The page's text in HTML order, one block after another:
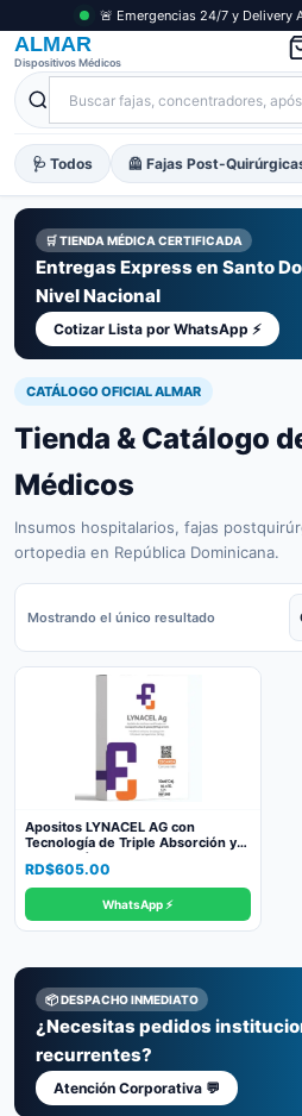
🚨 Emergencias 24/7 y Delivery
ALMAR
Dispositivos Médicos
🩺 Todos 🦺 Fajas Post-
🛒 TIENDA MÉDICA CERTIFICADA
Entregas Express en Santo
Nivel Nacional
Cotizar Lista por WhatsApp ⚡
CATÁLOGO OFICIAL ALMAR
Tienda & Catálogo
Médicos
Insumos hospitalarios, fajas
ortopedia en República Dominicana.
Mostrando el único resultado
Apositos LYNACEL AG con
Tecnología de Triple Absorción y
Nanopartículas de Plata – ALMAR
SRL
RD$605.00
WhatsApp ⚡
📦 DESPACHO INMEDIATO
¿Necesitas pedidos
recurrentes?
Atención Corporativa 💬